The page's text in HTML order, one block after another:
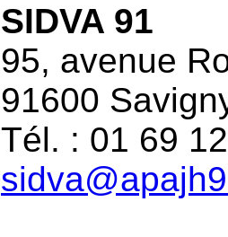
SIDVA 91
95, avenue
91600
Tél. : 01 69